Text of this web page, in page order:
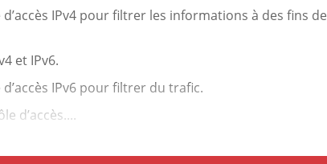
IPv4 pour filtrer les informations à des fins de
et IPv6.
IPv6 pour filtrer du trafic.
d’accès....